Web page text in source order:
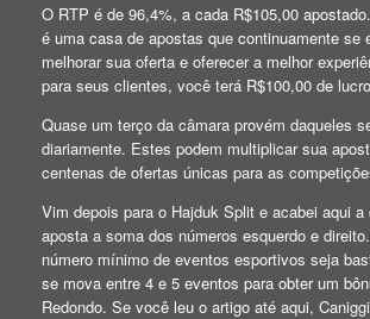
O RTP é de 96,4%, a cada R$105,00
é uma casa de apostas que continuamente se
melhorar sua oferta e oferecer a melhor
para seus clientes, você terá R$100,00 de
Quase um terço da câmara provém daqueles
diariamente. Estes podem multiplicar sua
centenas de ofertas únicas para as
Vim depois para o Hajduk Split e acabei aqui
aposta a soma dos números esquerdo e
número mínimo de eventos esportivos seja
se mova entre 4 e 5 eventos para obter um
Redondo. Se você leu o artigo até aqui,